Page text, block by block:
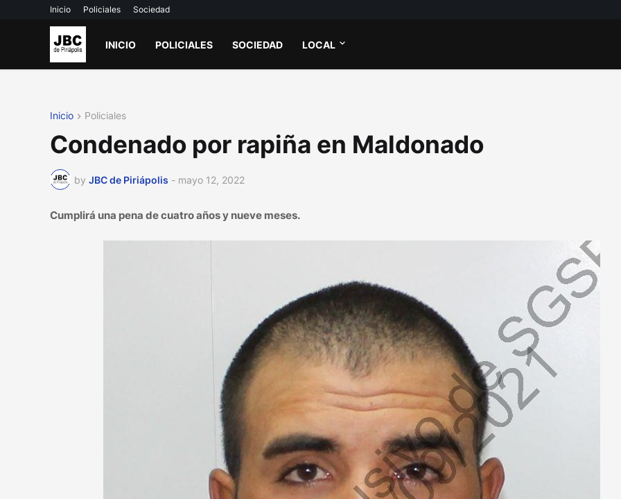
Inicio Policiales Sociedad
INICIO POLICIALES SOCIEDAD LOCAL
Inicio Policiales
Condenado por rapiña en Maldonado
by JBC de Piriápolis - mayo 12, 2022
Cumplirá una pena de cuatro años y nueve meses.